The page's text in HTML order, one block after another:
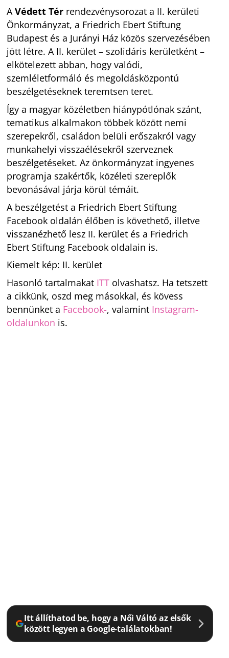
A Védett Tér rendezvénysorozat a II. kerületi
Önkormányzat, a Friedrich Ebert Stiftung
Budapest és a Jurányi Ház közös szervezésében
jött létre. A II. kerület – szolidáris kerületként –
elkötelezett abban, hogy valódi,
szemléletformáló és megoldásközpontú
beszélgetéseknek teremtsen teret.
Így a magyar közéletben hiánypótlónak szánt,
tematikus alkalmakon többek között nemi
szerepekről, családon belüli erőszakról vagy
munkahelyi visszaélésekről szerveznek
beszélgetéseket. Az önkormányzat ingyenes
programja szakértők, közéleti szereplők
bevonásával járja körül témáit.
A beszélgetést a Friedrich Ebert Stiftung
Facebook oldalán élőben is követhető, illetve
visszanézhető lesz II. kerület és a Friedrich
Ebert Stiftung Facebook oldalain is.
Kiemelt kép: II. kerület
Hasonló tartalmakat ITT olvashatsz. Ha tetszett
a cikkünk, oszd meg másokkal, és kövess
bennünket a Facebook-, valamint Instagram-
oldalunkon is.
Itt állíthatod be, hogy a Női Váltó az elsők
között legyen a Google-találatokban!